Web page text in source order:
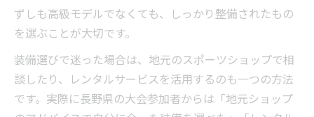
ずしも高級モデルでなくても、しっかり整備されたもの
を選ぶことが大切です。
装備選びで迷った場合は、地元のスポーツショップで相
談したり、レンタルサービスを活用するのも一つの方法
です。実際に長野県の大会参加者からは「地元ショップ